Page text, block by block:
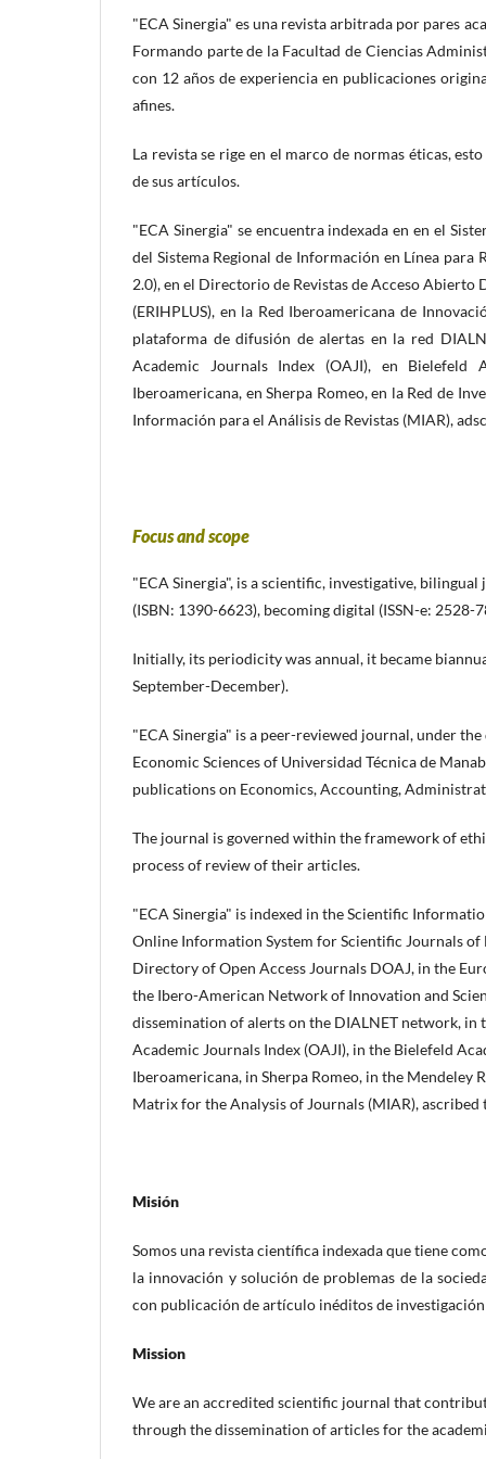
"ECA Sinergia" es una revista arbitrada por pares
Formando parte de la Facultad de Ciencias
con 12 años de experiencia en publicaciones
afines.
La revista se rige en el marco de normas éticas,
de sus artículos.
"ECA Sinergia" se encuentra indexada en en el
del Sistema Regional de Información en Línea para
2.0), en el Directorio de Revistas de Acceso Abierto
(ERIHPLUS), en la Red Iberoamericana de
plataforma de difusión de alertas en la red
Academic Journals Index (OAJI), en Bielefeld
Iberoamericana, en Sherpa Romeo, en la Red de
Información para el Análisis de Revistas (MIAR),
Focus and scope
"ECA Sinergia", is a scientific, investigative,
(ISBN: 1390-6623), becoming digital (ISSN-e: 2528-
Initially, its periodicity was annual, it became
September-December).
"ECA Sinergia" is a peer-reviewed journal, under
Economic Sciences of Universidad Técnica de
publications on Economics, Accounting,
The journal is governed within the framework of
process of review of their articles.
"ECA Sinergia" is indexed in the Scientific
Online Information System for Scientific Journals of
Directory of Open Access Journals DOAJ, in the
the Ibero-American Network of Innovation and
dissemination of alerts on the DIALNET network, in
Academic Journals Index (OAJI), in the Bielefeld
Iberoamericana, in Sherpa Romeo, in the Mendeley
Matrix for the Analysis of Journals (MIAR), ascribed
Misión
Somos una revista científica indexada que tiene
la innovación y solución de problemas de la
con publicación de artículo inéditos de
Mission
We are an accredited scientific journal that
through the dissemination of articles for the